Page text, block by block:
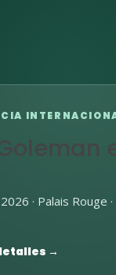
· Palais Rouge
→